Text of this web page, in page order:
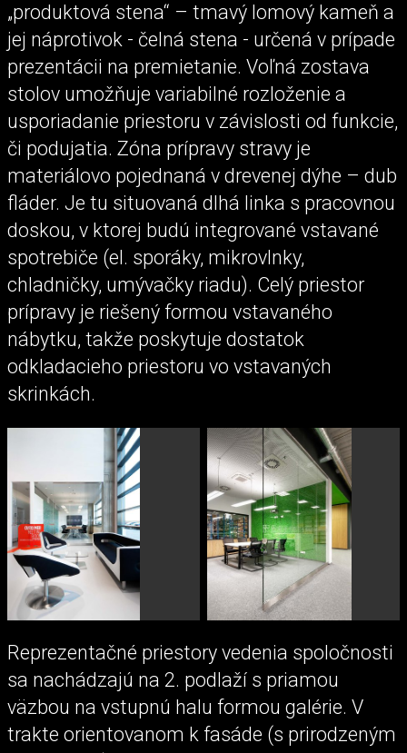
„produktová stena“ – tmavý lomový kameň a
jej náprotivok - čelná stena - určená v prípade
prezentácii na premietanie. Voľná zostava
stolov umožňuje variabilné rozloženie a
usporiadanie priestoru v závislosti od funkcie,
či podujatia. Zóna prípravy stravy je
materiálovo pojednaná v drevenej dýhe – dub
fláder. Je tu situovaná dlhá linka s pracovnou
doskou, v ktorej budú integrované vstavané
spotrebiče (el. sporáky, mikrovlnky,
chladničky, umývačky riadu). Celý priestor
prípravy je riešený formou vstavaného
nábytku, takže poskytuje dostatok
odkladacieho priestoru vo vstavaných
skrinkách.
Reprezentačné priestory vedenia spoločnosti
sa nachádzajú na 2. podlaží s priamou
väzbou na vstupnú halu formou galérie. V
trakte orientovanom k fasáde (s prirodzeným